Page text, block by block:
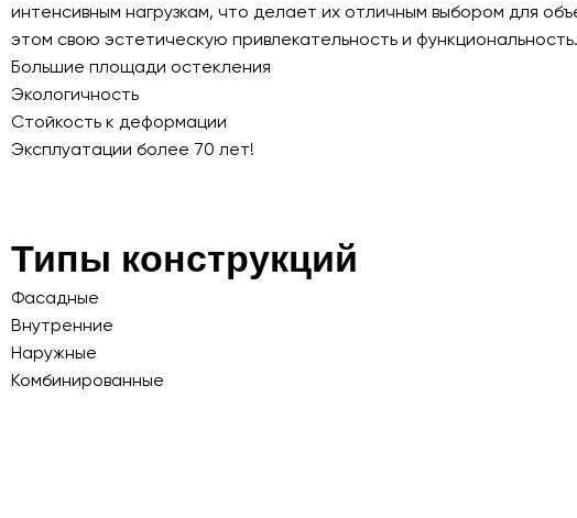
интенсивным нагрузкам, что делает их отличным выбором для
этом свою эстетическую привлекательность и
Большие площади остекления
Экологичность
Стойкость к деформации
Эксплуатации более 70 лет!
Типы конструкций
Фасадные
Внутренние
Наружные
Комбинированные